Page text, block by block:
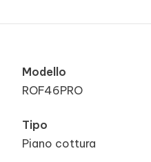
Modello
ROF46PRO
Tipo
Piano cottura